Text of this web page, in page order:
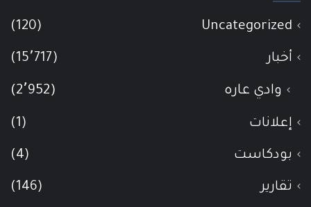
Uncategorized
(120)
أخبار (15٬717)
وادي عاره (2٬952)
إعلانات (1)
بودكاست (4)
تقارير (146)